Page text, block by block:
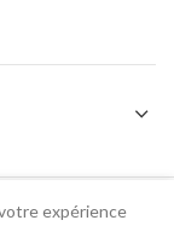
expérience